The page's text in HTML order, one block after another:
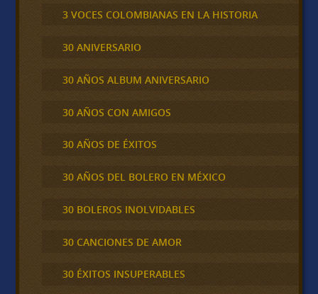
3 VOCES COLOMBIANAS EN LA HISTORIA
30 ANIVERSARIO
30 AÑOS ALBUM ANIVERSARIO
30 AÑOS CON AMIGOS
30 AÑOS DE ÉXITOS
30 AÑOS DEL BOLERO EN MÉXICO
30 BOLEROS INOLVIDABLES
30 CANCIONES DE AMOR
30 ÉXITOS INSUPERABLES